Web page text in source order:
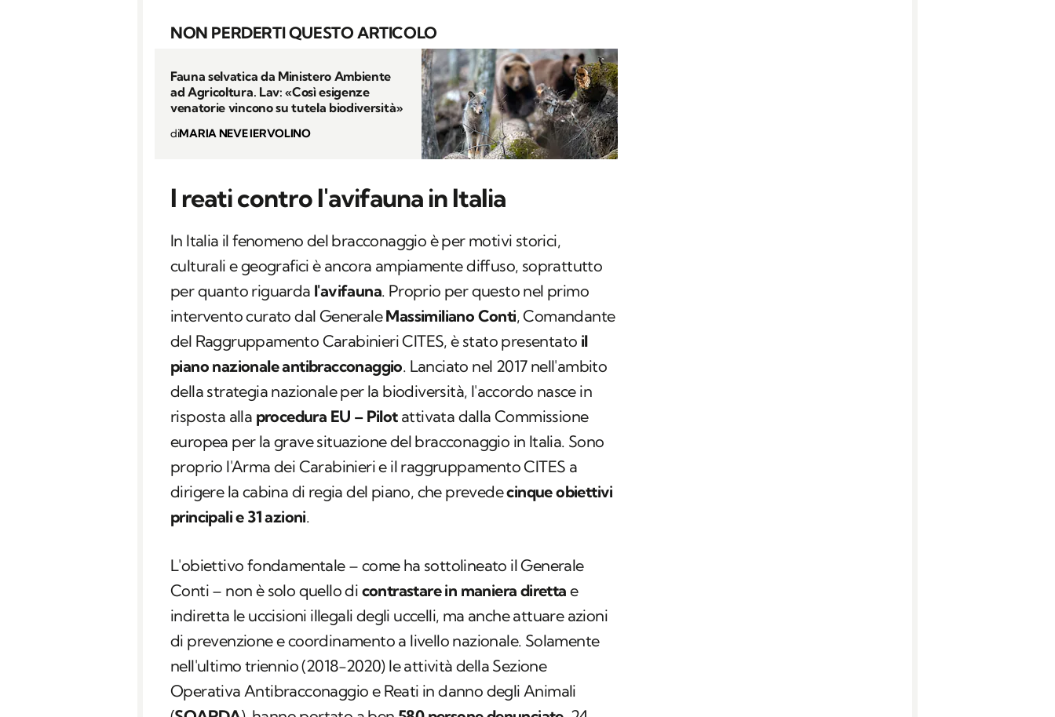
NON PERDERTI QUESTO ARTICOLO
Fauna selvatica da Ministero Ambiente
ad Agricoltura. Lav: «Così esigenze
venatorie vincono su tutela biodiversità»
diMARIA NEVE IERVOLINO
I reati contro l'avifauna in Italia
In Italia il fenomeno del bracconaggio è per motivi storici,
culturali e geografici è ancora ampiamente diffuso, soprattutto
per quanto riguarda l'avifauna. Proprio per questo nel primo
intervento curato dal GeneraleMassimiliano Conti, Comandante
del Raggruppamento Carabinieri CITES, è stato presentato il
piano nazionale antibracconaggio. Lanciato nel 2017 nell'ambito
della strategia nazionale per la biodiversità, l'accordo nasce in
risposta alla procedura EU – Pilotattivata dalla Commissione
europea per la grave situazione del bracconaggio in Italia. Sono
proprio l'Arma dei Carabinieri e il raggruppamento CITES a
dirigere la cabina di regia del piano, che prevedecinque obiettivi
principali e 31 azioni.
L'obiettivo fondamentale – come ha sottolineato il Generale
Conti – non è solo quello di contrastare in maniera diretta e
indiretta le uccisioni illegali degli uccelli, ma anche attuare azioni
di prevenzione e coordinamento a livello nazionale. Solamente
nell'ultimo triennio (2018-2020) le attività della Sezione
Operativa Antibracconaggio e Reati in danno degli Animali